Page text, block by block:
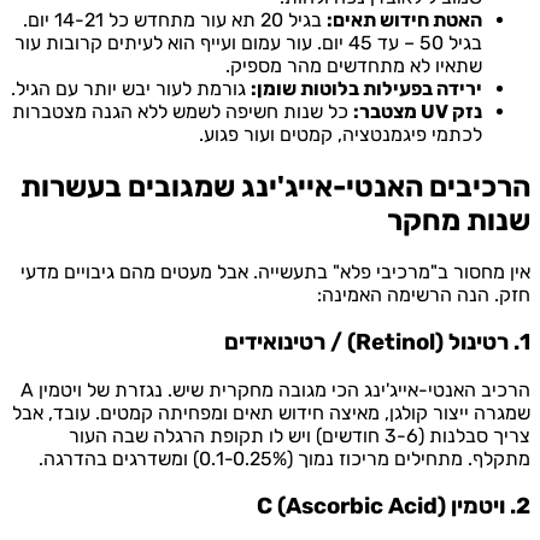
האטת חידוש תאים:
בגיל 20 תא עור מתחדש כל 14-21 יום.
בגיל 50 – עד 45 יום. עור עמום ועייף הוא לעיתים קרובות עור
שתאיו לא מתחדשים מהר מספיק.
ירידה בפעילות בלוטות שומן: גורמת לעור יבש יותר עם הגיל.
נזק UV מצטבר:
כל שנות חשיפה לשמש ללא הגנה מצטברות
לכתמי פיגמנטציה, קמטים ועור פגוע.
הרכיבים האנטי-אייג'ינג שמגובים בעשרות
שנות מחקר
אין מחסור ב"מרכיבי פלא" בתעשייה. אבל מעטים מהם גיבויים מדעי
חזק. הנה הרשימה האמינה:
1. רטינול (Retinol) / רטינואידים
הרכיב האנטי-אייג'ינג הכי מגובה מחקרית שיש. נגזרת של ויטמין A
שמגרה ייצור קולגן, מאיצה חידוש תאים ומפחיתה קמטים. עובד, אבל
צריך סבלנות (3-6 חודשים) ויש לו תקופת הרגלה שבה העור
מתקלף. מתחילים מריכוז נמוך (0.1-0.25%) ומשדרגים בהדרגה.
2. ויטמין C (Ascorbic Acid)